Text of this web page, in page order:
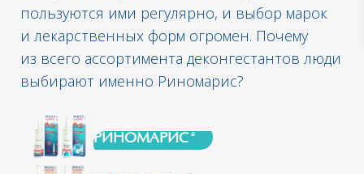
пользуются ими регулярно, и выбор марок
и лекарственных форм огромен. Почему
из всего ассортимента деконгестантов люди
выбирают именно Риномарис?
РИНОМАРИС ®